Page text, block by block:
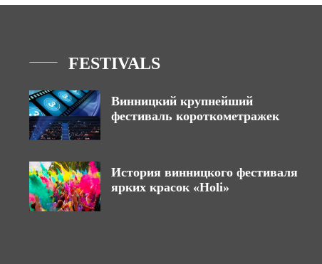
FESTIVALS
Винницкий крупнейший
фестиваль короткометражек
История винницкого фестиваля
ярких красок «Holi»